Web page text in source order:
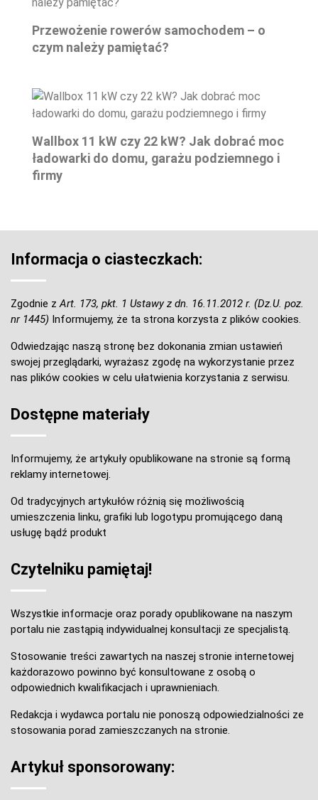
Przewożenie rowerów samochodem – o
czym należy pamiętać?
Wallbox 11 kW czy 22 kW? Jak dobrać moc
ładowarki do domu, garażu podziemnego i
firmy
Informacja o ciasteczkach:
Zgodnie z Art. 173, pkt. 1 Ustawy z dn. 16.11.2012 r. (Dz.U. poz.
nr 1445) Informujemy, że ta strona korzysta z plików cookies.
Odwiedzając naszą stronę bez dokonania zmian ustawień
swojej przeglądarki, wyrażasz zgodę na wykorzystanie przez
nas plików cookies w celu ułatwienia korzystania z serwisu.
Dostępne materiały
Informujemy, że artykuły opublikowane na stronie są formą
reklamy internetowej.
Od tradycyjnych artykułów różnią się możliwością
umieszczenia linku, grafiki lub logotypu promującego daną
usługę bądź produkt
Czytelniku pamiętaj!
Wszystkie informacje oraz porady opublikowane na naszym
portalu nie zastąpią indywidualnej konsultacji ze specjalistą.
Stosowanie treści zawartych na naszej stronie internetowej
każdorazowo powinno być konsultowane z osobą o
odpowiednich kwalifikacjach i uprawnieniach.
Redakcja i wydawca portalu nie ponoszą odpowiedzialności ze
stosowania porad zamieszczanych na stronie.
Artykuł sponsorowany: